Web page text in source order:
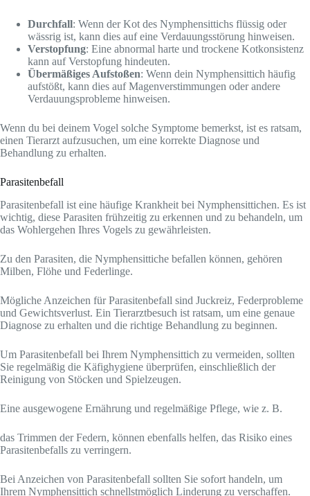
Durchfall: Wenn der Kot des Nymphensittichs flüssig oder
wässrig ist, kann dies auf eine Verdauungsstörung hinweisen.
Verstopfung: Eine abnormal harte und trockene Kotkonsistenz
kann auf Verstopfung hindeuten.
Übermäßiges Aufstoßen: Wenn dein Nymphensittich häufig
aufstößt, kann dies auf Magenverstimmungen oder andere
Verdauungsprobleme hinweisen.
Wenn du bei deinem Vogel solche Symptome bemerkst, ist es ratsam,
einen Tierarzt aufzusuchen, um eine korrekte Diagnose und
Behandlung zu erhalten.
Parasitenbefall
Parasitenbefall ist eine häufige Krankheit bei Nymphensittichen. Es ist
wichtig, diese Parasiten frühzeitig zu erkennen und zu behandeln, um
das Wohlergehen Ihres Vogels zu gewährleisten.
Zu den Parasiten, die Nymphensittiche befallen können, gehören
Milben, Flöhe und Federlinge.
Mögliche Anzeichen für Parasitenbefall sind Juckreiz, Federprobleme
und Gewichtsverlust. Ein Tierarztbesuch ist ratsam, um eine genaue
Diagnose zu erhalten und die richtige Behandlung zu beginnen.
Um Parasitenbefall bei Ihrem Nymphensittich zu vermeiden, sollten
Sie regelmäßig die Käfighygiene überprüfen, einschließlich der
Reinigung von Stöcken und Spielzeugen.
Eine ausgewogene Ernährung und regelmäßige Pflege, wie z. B.
das Trimmen der Federn, können ebenfalls helfen, das Risiko eines
Parasitenbefalls zu verringern.
Bei Anzeichen von Parasitenbefall sollten Sie sofort handeln, um
Ihrem Nymphensittich schnellstmöglich Linderung zu verschaffen.